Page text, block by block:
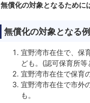
無償化の対象となるために
無償化の対象となる例
宜野湾市在住で、保
ども。(認可保育所
宜野湾市在住で保育
宜野湾市在住で市外
も。